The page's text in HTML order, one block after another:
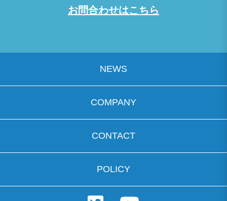
お問合わせはこちら
NEWS
COMPANY
CONTACT
POLICY